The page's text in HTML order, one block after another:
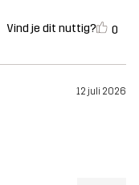
Vind je dit nuttig? 0
12 juli 2026